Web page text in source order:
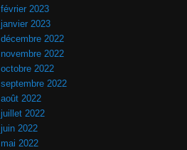
février 2023
janvier 2023
décembre 2022
novembre 2022
octobre 2022
septembre 2022
août 2022
juillet 2022
juin 2022
mai 2022